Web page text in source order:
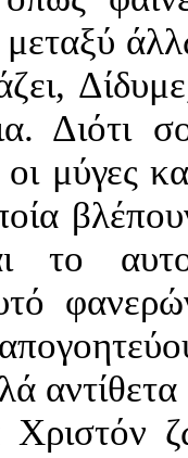
Διότι
μύγες
το